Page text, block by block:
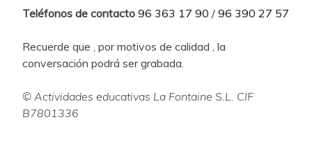
Teléfonos de contacto 96 363 17 90 / 96 390 27 57
Recuerde que , por motivos de calidad , la
conversación podrá ser grabada.
© Actividades educativas La Fontaine S.L. CIF
B7801336